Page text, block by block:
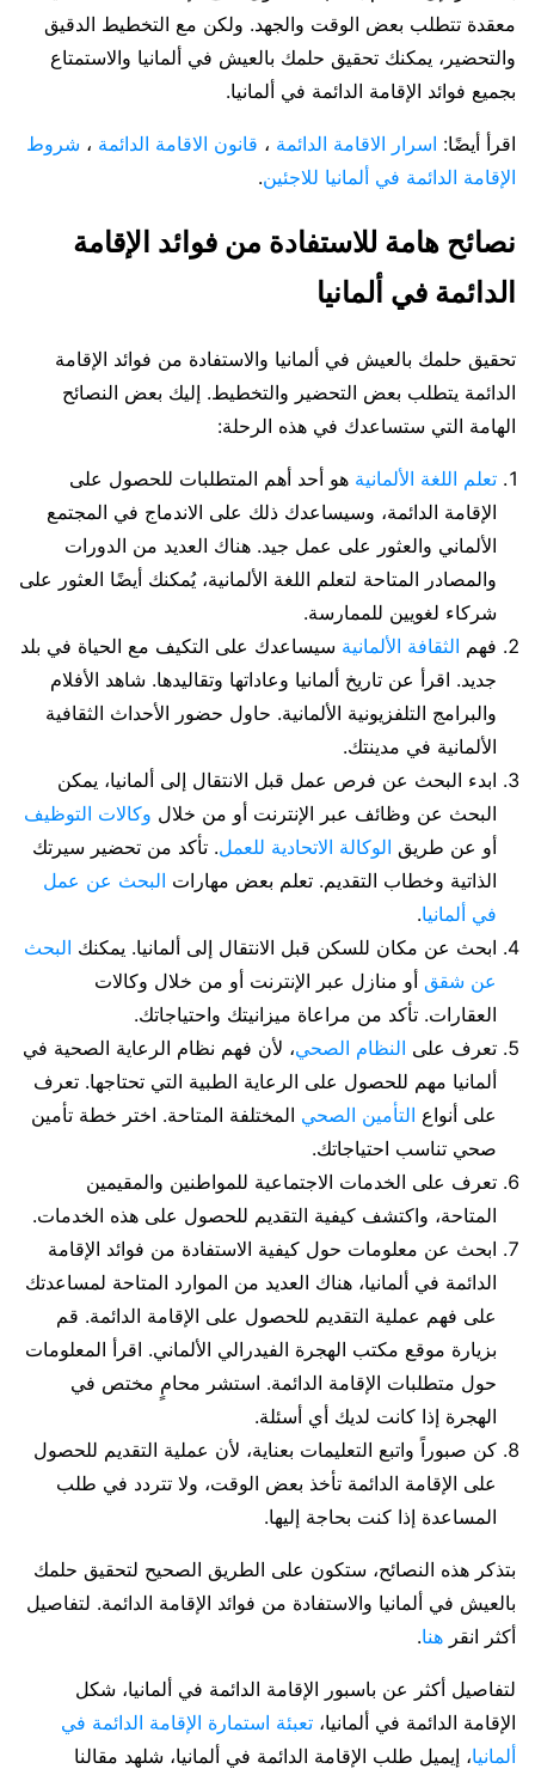
معقدة تتطلب بعض الوقت والجهد. ولكن مع التخطيط الدقيق
والتحضير، يمكنك تحقيق حلمك بالعيش في ألمانيا والاستمتاع
بجميع فوائد الإقامة الدائمة في ألمانيا.
اقرأ أيضًا: اسرار الاقامة الدائمة ، قانون الاقامة الدائمة ، شروط
الإقامة الدائمة في ألمانيا للاجئين.
نصائح هامة للاستفادة من فوائد الإقامة
الدائمة في ألمانيا
تحقيق حلمك بالعيش في ألمانيا والاستفادة من فوائد الإقامة
الدائمة يتطلب بعض التحضير والتخطيط. إليك بعض النصائح
الهامة التي ستساعدك في هذه الرحلة:
تعلم اللغة الألمانية هو أحد أهم المتطلبات للحصول على
الإقامة الدائمة، وسيساعدك ذلك على الاندماج في المجتمع
الألماني والعثور على عمل جيد. هناك العديد من الدورات
والمصادر المتاحة لتعلم اللغة الألمانية، يُمكنك أيضًا العثور على
شركاء لغويين للممارسة.
فهم الثقافة الألمانية سيساعدك على التكيف مع الحياة في بلد
جديد. اقرأ عن تاريخ ألمانيا وعاداتها وتقاليدها. شاهد الأفلام
والبرامج التلفزيونية الألمانية. حاول حضور الأحداث الثقافية
الألمانية في مدينتك.
ابدء البحث عن فرص عمل قبل الانتقال إلى ألمانيا، يمكن
البحث عن وظائف عبر الإنترنت أو من خلال وكالات التوظيف
أو عن طريق الوكالة الاتحادية للعمل. تأكد من تحضير سيرتك
الذاتية وخطاب التقديم. تعلم بعض مهارات البحث عن عمل
في ألمانيا.
ابحث عن مكان للسكن قبل الانتقال إلى ألمانيا. يمكنك البحث
عن شقق أو منازل عبر الإنترنت أو من خلال وكالات
العقارات. تأكد من مراعاة ميزانيتك واحتياجاتك.
تعرف على النظام الصحي، لأن فهم نظام الرعاية الصحية في
ألمانيا مهم للحصول على الرعاية الطبية التي تحتاجها. تعرف
على أنواع التأمين الصحي المختلفة المتاحة. اختر خطة تأمين
صحي تناسب احتياجاتك.
تعرف على الخدمات الاجتماعية للمواطنين والمقيمين
المتاحة، واكتشف كيفية التقديم للحصول على هذه الخدمات.
ابحث عن معلومات حول كيفية الاستفادة من فوائد الإقامة
الدائمة في ألمانيا، هناك العديد من الموارد المتاحة لمساعدتك
على فهم عملية التقديم للحصول على الإقامة الدائمة. قم
بزيارة موقع مكتب الهجرة الفيدرالي الألماني. اقرأ المعلومات
حول متطلبات الإقامة الدائمة. استشر محامٍ مختص في
الهجرة إذا كانت لديك أي أسئلة.
كن صبوراً واتبع التعليمات بعناية، لأن عملية التقديم للحصول
على الإقامة الدائمة تأخذ بعض الوقت، ولا تتردد في طلب
المساعدة إذا كنت بحاجة إليها.
بتذكر هذه النصائح، ستكون على الطريق الصحيح لتحقيق حلمك
بالعيش في ألمانيا والاستفادة من فوائد الإقامة الدائمة. لتفاصيل
أكثر انقر هنا.
لتفاصيل أكثر عن باسبور الإقامة الدائمة في ألمانيا، شكل
الإقامة الدائمة في ألمانيا، تعبئة استمارة الإقامة الدائمة في
ألمانيا، إيميل طلب الإقامة الدائمة في ألمانيا، شلهد مقالنا